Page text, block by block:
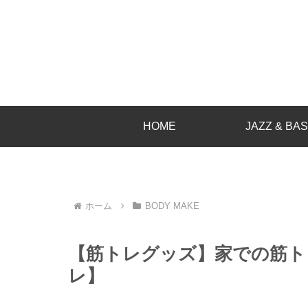
HOME JAZZ &
ホーム BODY MAKE
【筋トレグッズ】家での筋
レ】